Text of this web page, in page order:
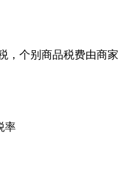
，个别商品税费由商家
率